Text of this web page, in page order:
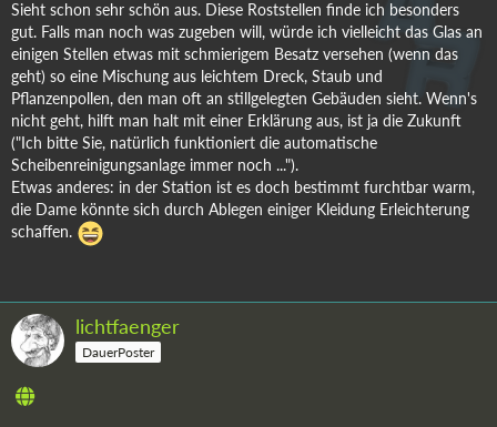
Sieht schon sehr schön aus. Diese Roststellen finde ich besonders
gut. Falls man noch was zugeben will, würde ich vielleicht das Glas an
einigen Stellen etwas mit schmierigem Besatz versehen (wenn das
geht) so eine Mischung aus leichtem Dreck, Staub und
Pflanzenpollen, den man oft an stillgelegten Gebäuden sieht. Wenn's
nicht geht, hilft man halt mit einer Erklärung aus, ist ja die Zukunft
("Ich bitte Sie, natürlich funktioniert die automatische
Scheibenreinigungsanlage immer noch ...").
Etwas anderes: in der Station ist es doch bestimmt furchtbar warm,
die Dame könnte sich durch Ablegen einiger Kleidung Erleichterung
schaffen.
lichtfaenger
DauerPoster